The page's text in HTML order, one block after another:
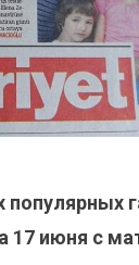
17 июня с